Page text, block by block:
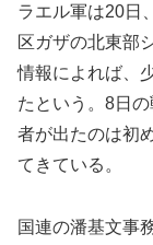
ラエル軍は20日
区ガザの北東部
情報によれば、
たという。8日
者が出たのは初
てきている。
国連の潘基文事